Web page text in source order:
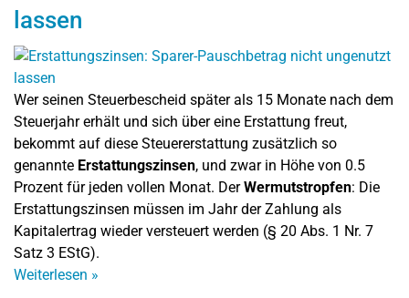
lassen
Wer seinen Steuerbescheid später als 15 Monate nach dem
Steuerjahr erhält und sich über eine Erstattung freut,
bekommt auf diese Steuererstattung zusätzlich so
genannte Erstattungszinsen, und zwar in Höhe von 0.5
Prozent für jeden vollen Monat. DerWermutstropfen: Die
Erstattungszinsen müssen im Jahr der Zahlung als
Kapitalertrag wieder versteuert werden (§ 20 Abs. 1 Nr. 7
Satz 3 EStG).
Weiterlesen »